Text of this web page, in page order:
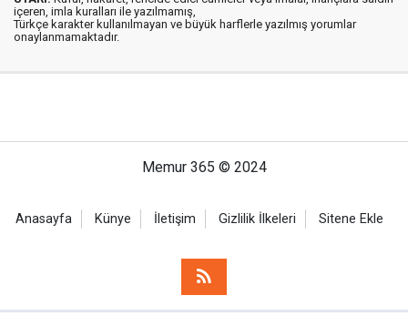
içeren, imla kuralları ile yazılmamış,
Türkçe karakter kullanılmayan ve büyük harflerle yazılmış yorumlar
onaylanmamaktadır.
Memur 365 © 2024
Anasayfa Künye İletişim Gizlilik İlkeleri Sitene Ekle